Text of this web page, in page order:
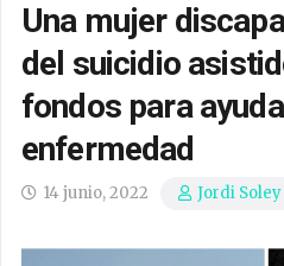
Una mujer
del suicidio
fondos para
enfermedad
14 junio, 2022 Jordi Soley